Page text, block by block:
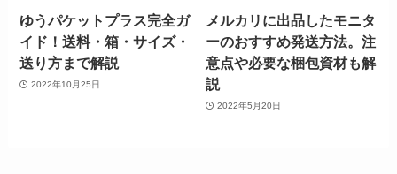
ゆうパケットプラス完全ガ
イド！送料・箱・サイズ・
送り方まで解説
2022年10月25日
メルカリに出品したモニタ
ーのおすすめ発送方法。注
意点や必要な梱包資材も解
説
2022年5月20日